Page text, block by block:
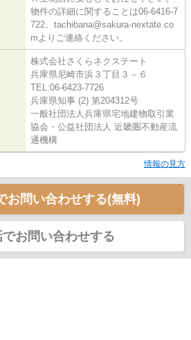
物件の詳細に関することは06-6416-7
722、tachibana@sakura-nextate.co
mよりご連絡ください。
株式会社さくらネクステート
兵庫県尼崎市浜３丁目３－６
TEL:06-6423-7726
兵庫県知事 (2) 第204312号
一般社団法人兵庫県宅地建物取引業
協会・公益社団法人 近畿圏不動産流
通機構
情報の見方
お問い合わせする(無料)
でお問い合わせする